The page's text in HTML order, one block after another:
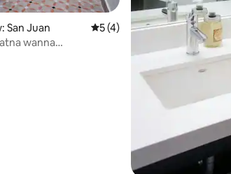
San Juan Średnia ocena: 5 na 5, liczba
5 (4)
wanna